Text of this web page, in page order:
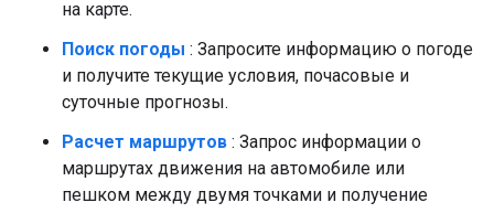
на карте.
Поиск погоды : Запросите информацию о погоде
и получите текущие условия, почасовые и
суточные прогнозы.
Расчет маршрутов : Запрос информации о
маршрутах движения на автомобиле или
пешком между двумя точками и получение